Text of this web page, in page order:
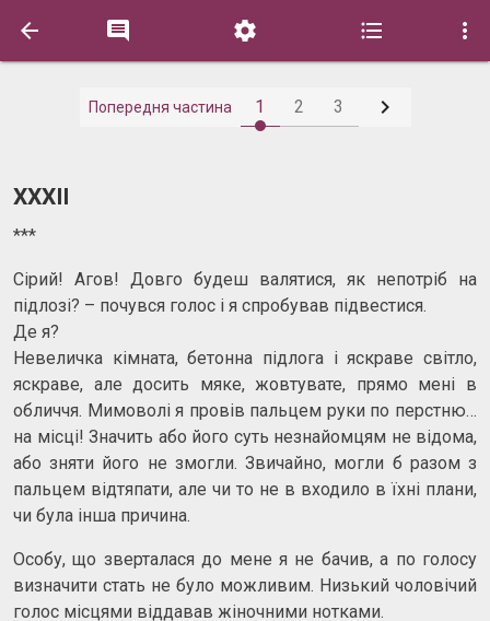
    
Попередня частина 1 2 3 
ХХХІІ
***
Сірий! Агов! Довго будеш валятися, як непотріб на
підлозі? – почувся голос і я спробував підвестися.
Де я?
Невеличка кімната, бетонна підлога і яскраве світло,
яскраве, але досить мяке, жовтувате, прямо мені в
обличчя. Мимоволі я провів пальцем руки по перстню…
на місці! Значить або його суть незнайомцям не відома,
або зняти його не змогли. Звичайно, могли б разом з
пальцем відтяпати, але чи то не в входило в їхні плани,
чи була інша причина.
Особу, що зверталася до мене я не бачив, а по голосу
визначити стать не було можливим. Низький чоловічий
голос місцями віддавав жіночними нотками.